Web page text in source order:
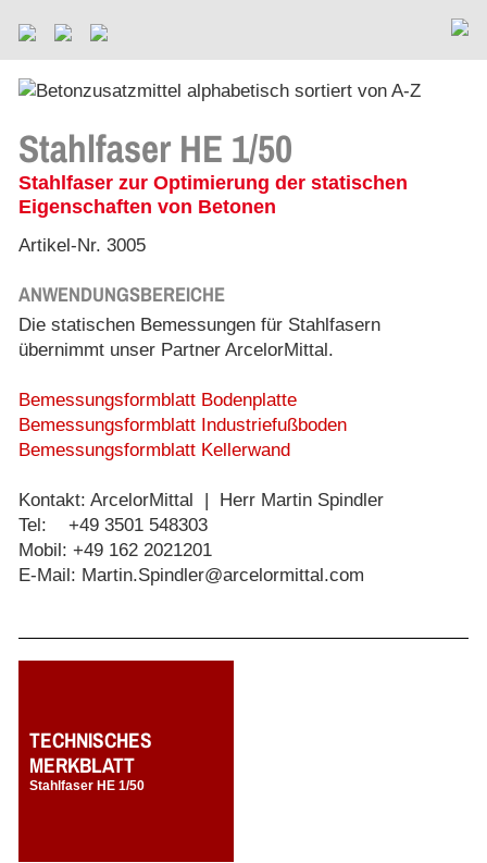
Stahlfaser HE 1/50
Stahlfaser zur Optimierung der statischen
Eigenschaften von Betonen
Artikel-Nr. 3005
ANWENDUNGSBEREICHE
Die statischen Bemessungen für Stahlfasern
übernimmt unser Partner ArcelorMittal.
Bemessungsformblatt Bodenplatte
Bemessungsformblatt Industriefußboden
Bemessungsformblatt Kellerwand
Kontakt: ArcelorMittal | Herr Martin Spindler
Tel: +49 3501 548303
Mobil: +49 162 2021201
E-Mail: Martin.Spindler@arcelormittal.com
TECHNISCHES
MERKBLATT
Stahlfaser HE 1/50